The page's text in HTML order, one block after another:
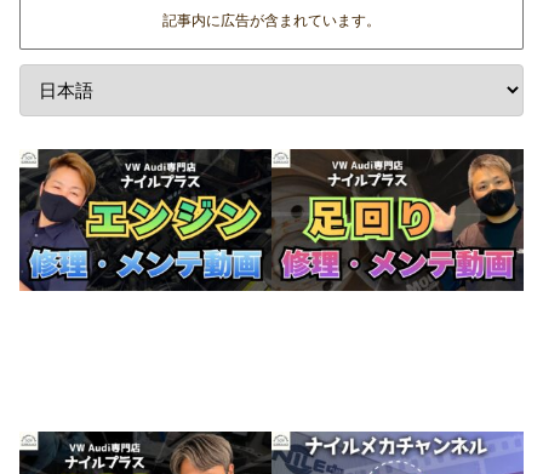
記事内に広告が含まれています。